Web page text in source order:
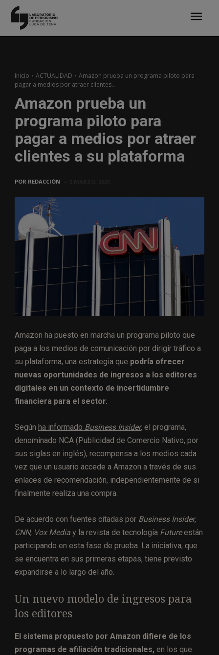
Inicio ACTUALIDAD
Amazon prueba un programa piloto para
pagar a medios por atraer clientes...
Amazon prueba un
programa piloto para
pagar a medios por atraer
clientes a su plataforma
POR REDACCIÓN
Amazon ha puesto en marcha un programa piloto que
paga a los medios de comunicación por dirigir tráfico a
su plataforma, una estrategia que podría ofrecer
nuevas oportunidades de ingresos a los editores
digitales en un contexto de incertidumbre
financiera para el sector.
Según ha informado Business Insider, el programa,
denominado NCA (Publicidad de Comercio Nativo, por
sus siglas en inglés), recompensa a los medios cada
vez que un usuario accede a Amazon a través de sus
enlaces de recomendación, independientemente de si
finalmente realiza una compra.
De acuerdo con fuentes citadas por Business Insider,
CNN, Vox Media y la revista de tecnología Futureestán
participando en esta fase de prueba. La iniciativa, que
se encuentra en sus primeras etapas, tiene previsto
expandirse a lo largo del año.
Un nuevo modelo de ingresos para
los editores
El sistema propuesto por Amazon difiere de los
programas de afiliación tradicionales, en los que